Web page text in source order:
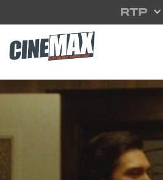
Saltar para o conteúdo principal